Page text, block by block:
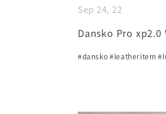
Sep 24, 22
Dansko Pro
#dansko#leatheritem